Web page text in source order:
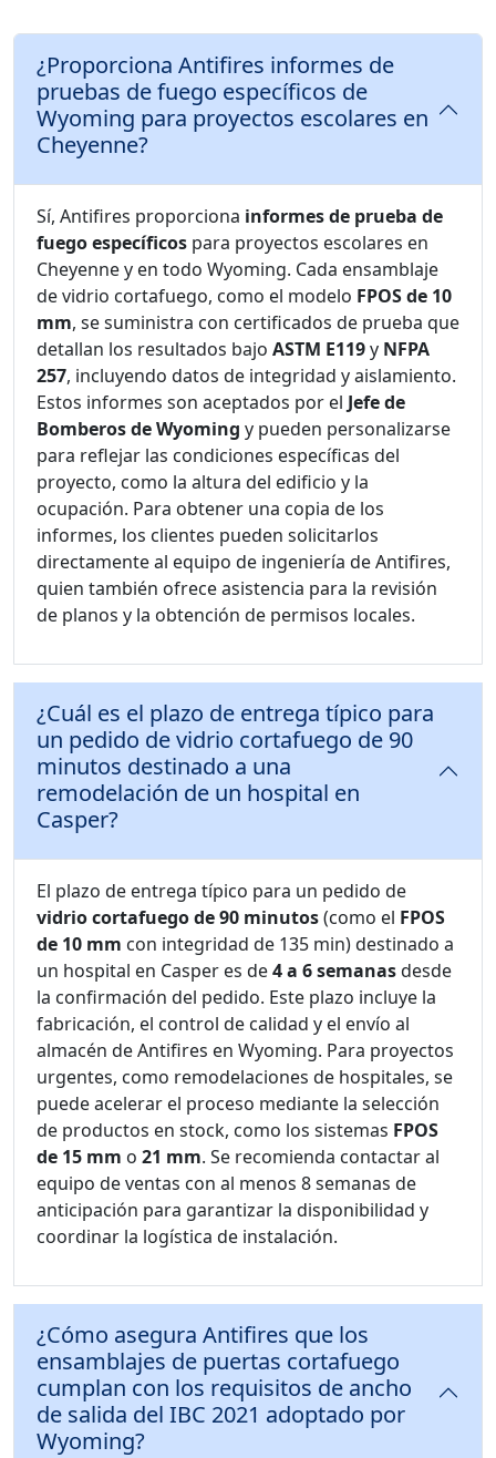
¿Proporciona Antifires informes de
pruebas de fuego específicos de
Wyoming para proyectos escolares en
Cheyenne?
Sí, Antifires proporciona informes de prueba de
fuego específicos para proyectos escolares en
Cheyenne y en todo Wyoming. Cada ensamblaje
de vidrio cortafuego, como el modelo FPOS de 10
mm, se suministra con certificados de prueba que
detallan los resultados bajo ASTM E119y NFPA
257, incluyendo datos de integridad y aislamiento.
Estos informes son aceptados por el Jefe de
Bomberos de Wyoming y pueden personalizarse
para reflejar las condiciones específicas del
proyecto, como la altura del edificio y la
ocupación. Para obtener una copia de los
informes, los clientes pueden solicitarlos
directamente al equipo de ingeniería de Antifires,
quien también ofrece asistencia para la revisión
de planos y la obtención de permisos locales.
¿Cuál es el plazo de entrega típico para
un pedido de vidrio cortafuego de 90
minutos destinado a una
remodelación de un hospital en
Casper?
El plazo de entrega típico para un pedido de
vidrio cortafuego de 90 minutos(como el FPOS
de 10 mm con integridad de 135 min) destinado a
un hospital en Casper es de4 a 6 semanasdesde
la confirmación del pedido. Este plazo incluye la
fabricación, el control de calidad y el envío al
almacén de Antifires en Wyoming. Para proyectos
urgentes, como remodelaciones de hospitales, se
puede acelerar el proceso mediante la selección
de productos en stock, como los sistemas FPOS
de 15 mm o 21 mm. Se recomienda contactar al
equipo de ventas con al menos 8 semanas de
anticipación para garantizar la disponibilidad y
coordinar la logística de instalación.
¿Cómo asegura Antifires que los
ensamblajes de puertas cortafuego
cumplan con los requisitos de ancho
de salida del IBC 2021 adoptado por
Wyoming?